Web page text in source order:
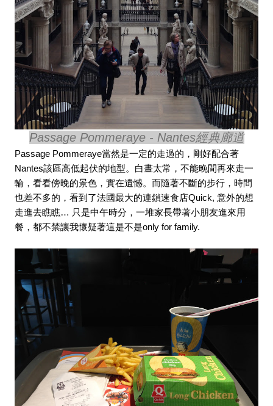
Passage Pommeraye - Nantes經典廊道
Passage Pommeraye當然是一定的走過的，剛好配合著
Nantes該區高低起伏的地型。白晝太常，不能晚間再來走一
輪，看看傍晚的景色，實在遺憾。而隨著不斷的步行，時間
也差不多的，看到了法國最大的連鎖速食店Quick, 意外的想
走進去瞧瞧… 只是中午時分，一堆家長帶著小朋友進來用
餐，都不禁讓我懷疑著這是不是only for family.